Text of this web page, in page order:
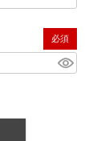
(必須)